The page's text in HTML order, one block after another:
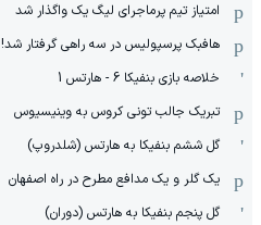
امتیاز تیم پرماجرای لیگ یک واگذار شد
هافبک پرسپولیس در سه راهی گرفتار شد!
خلاصه بازی بنفیکا 6 - هارتس 1
تبریک جالب تونی کروس به وینیسیوس
گل ششم بنفیکا به هارتس (شلدروپ)
یک گلر و یک مدافع مطرح در راه اصفهان
گل پنجم بنفیکا به هارتس (دوران)